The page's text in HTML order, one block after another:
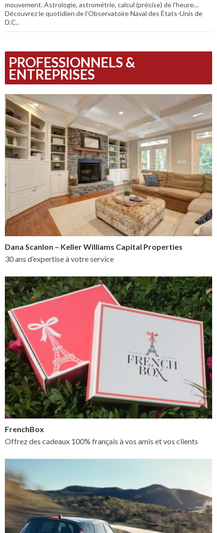
mouvement. Astrologie, astrométrie, calcul (précise) de l’heure…
Découvrez le quotidien de l’Observatoire Naval des États-Unis de
D.C..
PROFESSIONNELS &
ENTREPRISES
Dana Scanlon – Keller Williams Capital Properties
30 ans d’expertise à votre service
FrenchBox
Offrez des cadeaux 100% français à vos amis et vos clients